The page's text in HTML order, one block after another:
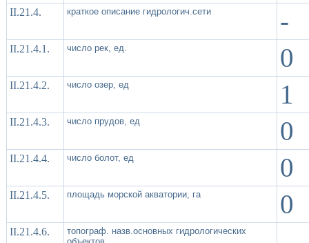
II.21.4. краткое описание гидрологич.сети -
II.21.4.1. число рек, ед. 0
II.21.4.2. число озер, ед 1
II.21.4.3. число прудов, ед 0
II.21.4.4. число болот, ед 0
II.21.4.5. площадь морской акватории, га 0
II.21.4.6.
топограф. назв.основных гидрологических